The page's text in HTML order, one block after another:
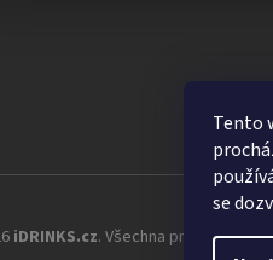
Tento
se
iDRINKS.cz. Všechna práva